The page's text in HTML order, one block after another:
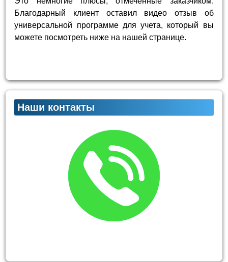
Благодарный клиент оставил видео отзыв об
универсальной программе для учета, который вы
можете посмотреть ниже на нашей странице.
Наши контакты